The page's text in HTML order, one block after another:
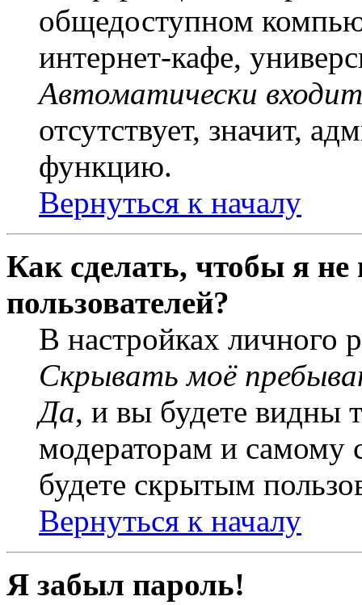
общедоступном
интернет-кафе,
Автоматически
отсутствует, значит,
функцию.
Вернуться к началу
Как сделать, чтобы я
пользователей?
В настройках личного
Скрывать моё
Да, и вы будете видны
модераторам и самому
будете скрытым
Вернуться к началу
Я забыл пароль!